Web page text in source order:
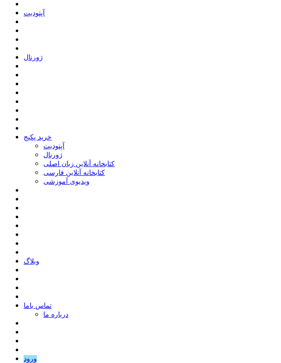
ﺁﭘﺘﻮﺩﯾﺖ
ﮊﻭﺭﻧﺎﻝ
خرید پکیج
ﺁﭘﺘﻮﺩﯾﺖ
ﮊﻭﺭﻧﺎﻝ
کتابخانه آنلاین زبان اصلی
کتابخانه آنلاین فارسی
ویدیوی آموزشی
وبلاگ
ﺗﻤﺎﺱ ﺑﺎﻣﺎ
درباره ما
ورود